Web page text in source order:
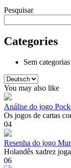
Pesquisar
Categories
Sem categorias
Escolha
um
idioma
You may also like
Análise do jogo
Os jogos de cartas
04
Resenha do jogo Mur
Holandês xadrez
06